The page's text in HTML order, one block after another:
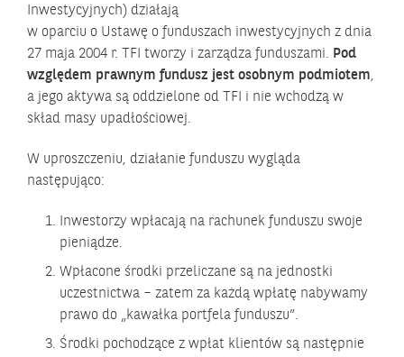
Inwestycyjnych) działają
w oparciu o Ustawę o funduszach inwestycyjnych z dnia
27 maja 2004 r. TFI tworzy i zarządza funduszami. Pod
względem prawnym fundusz jest osobnym podmiotem,
a jego aktywa są oddzielone od TFI i nie wchodzą w
skład masy upadłościowej.
W uproszczeniu, działanie funduszu wygląda
następująco:
Inwestorzy wpłacają na rachunek funduszu swoje
pieniądze.
Wpłacone środki przeliczane są na jednostki
uczestnictwa – zatem za każdą wpłatę nabywamy
prawo do „kawałka portfela funduszu”.
Środki pochodzące z wpłat klientów są następnie